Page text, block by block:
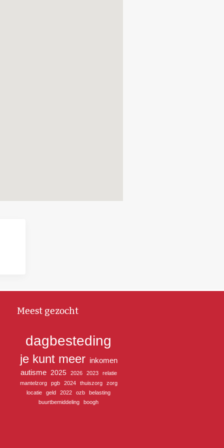
Meest gezocht
dagbesteding
je kunt meer inkomen
autisme 2025 2026 2023
relatie
mantelzorg
pgb 2024 thuiszorg
zorg
locatie
geld 2022 ozb
belasting
buurtbemiddeling
boogh